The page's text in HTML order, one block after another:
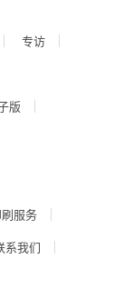
专访
版
服务
系我们